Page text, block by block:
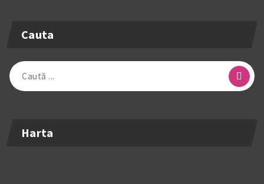
Cauta
Caută
după:
Harta